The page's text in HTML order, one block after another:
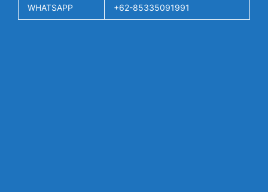
WHATSAPP +62-85335091991